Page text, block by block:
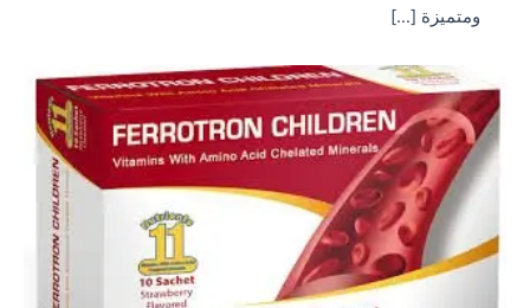
ومتميزة […]